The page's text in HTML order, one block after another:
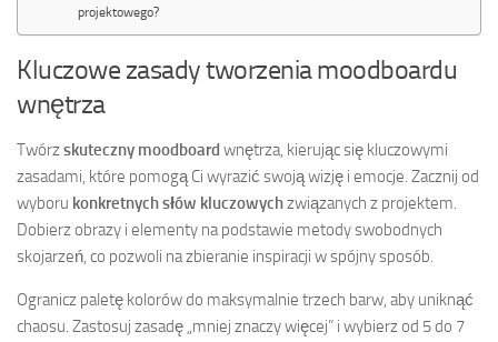
projektowego?
Kluczowe zasady tworzenia moodboardu
wnętrza
Twórzskuteczny moodboard wnętrza, kierując się kluczowymi
zasadami, które pomogą Ci wyrazić swoją wizję i emocje. Zacznij od
wyboru konkretnych słów kluczowychzwiązanych z projektem.
Dobierz obrazy i elementy na podstawie metody swobodnych
skojarzeń, co pozwoli na zbieranie inspiracji w spójny sposób.
Ogranicz paletę kolorów do maksymalnie trzech barw, aby uniknąć
chaosu. Zastosuj zasadę „mniej znaczy więcej” i wybierz od 5 do 7